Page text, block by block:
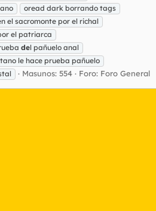
oread dark borrando tags
el sacromonte por el richal
el patriarca
del pañuelo anal
le hace prueba pañuelo
Masunos: 554 Foro: Foro General